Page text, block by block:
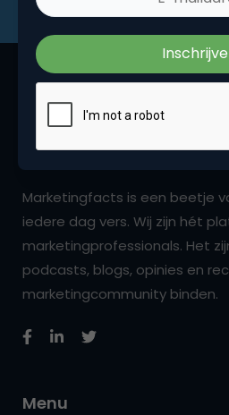
Marketingfacts is een beetje
iedere dag vers. Wij zijn hét
marketingprofessionals. Het
podcasts, blogs, opinies en
marketingcommunity binden.
Menu